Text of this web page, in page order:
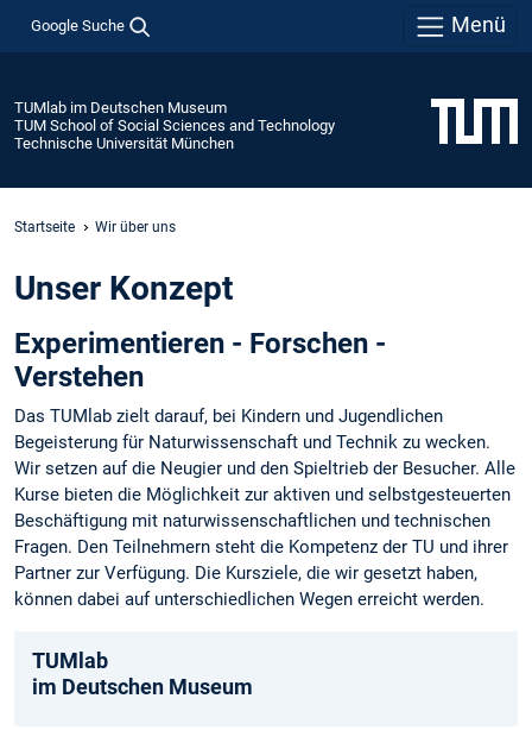
Google Suche Menü
TUMlab im Deutschen Museum
TUM School of Social Sciences and Technology
Technische Universität München
Startseite Wir über uns
Unser Konzept
Experimentieren - Forschen -
Verstehen
Das TUMlab zielt darauf, bei Kindern und Jugendlichen
Begeisterung für Naturwissenschaft und Technik zu wecken.
Wir setzen auf die Neugier und den Spieltrieb der Besucher. Alle
Kurse bieten die Möglichkeit zur aktiven und selbstgesteuerten
Beschäftigung mit naturwissenschaftlichen und technischen
Fragen. Den Teilnehmern steht die Kompetenz der TU und ihrer
Partner zur Verfügung. Die Kursziele, die wir gesetzt haben,
können dabei auf unterschiedlichen Wegen erreicht werden.
TUMlab
im Deutschen Museum